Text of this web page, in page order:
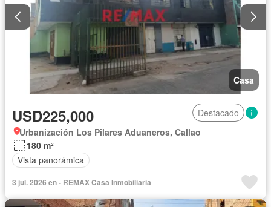
Casa
USD225,000
Destacado
Urbanización Los Pilares Aduaneros, Callao
180 m²
Vista panorámica
3 jul. 2026 en - REMAX Casa Inmobiliaria